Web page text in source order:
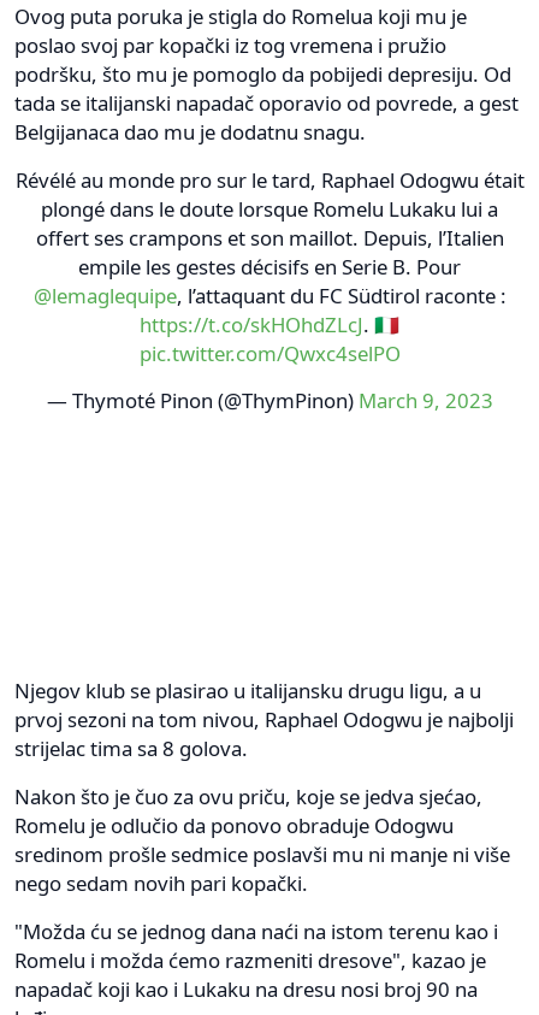
Ovog puta poruka je stigla do Romelua koji mu je
poslao svoj par kopački iz tog vremena i pružio
podršku, što mu je pomoglo da pobijedi depresiju. Od
tada se italijanski napadač oporavio od povrede, a gest
Belgijanaca dao mu je dodatnu snagu.
Révélé au monde pro sur le tard, Raphael Odogwu était
plongé dans le doute lorsque Romelu Lukaku lui a
offert ses crampons et son maillot. Depuis, l’Italien
empile les gestes décisifs en Serie B. Pour
@lemaglequipe, l’attaquant du FC Südtirol raconte :
https://t.co/skHOhdZLcJ. 🇮🇹
pic.twitter.com/Qwxc4selPO
— Thymoté Pinon (@ThymPinon) March 9, 2023
Njegov klub se plasirao u italijansku drugu ligu, a u
prvoj sezoni na tom nivou, Raphael Odogwu je najbolji
strijelac tima sa 8 golova.
Nakon što je čuo za ovu priču, koje se jedva sjećao,
Romelu je odlučio da ponovo obraduje Odogwu
sredinom prošle sedmice poslavši mu ni manje ni više
nego sedam novih pari kopački.
"Možda ću se jednog dana naći na istom terenu kao i
Romelu i možda ćemo razmeniti dresove", kazao je
napadač koji kao i Lukaku na dresu nosi broj 90 na